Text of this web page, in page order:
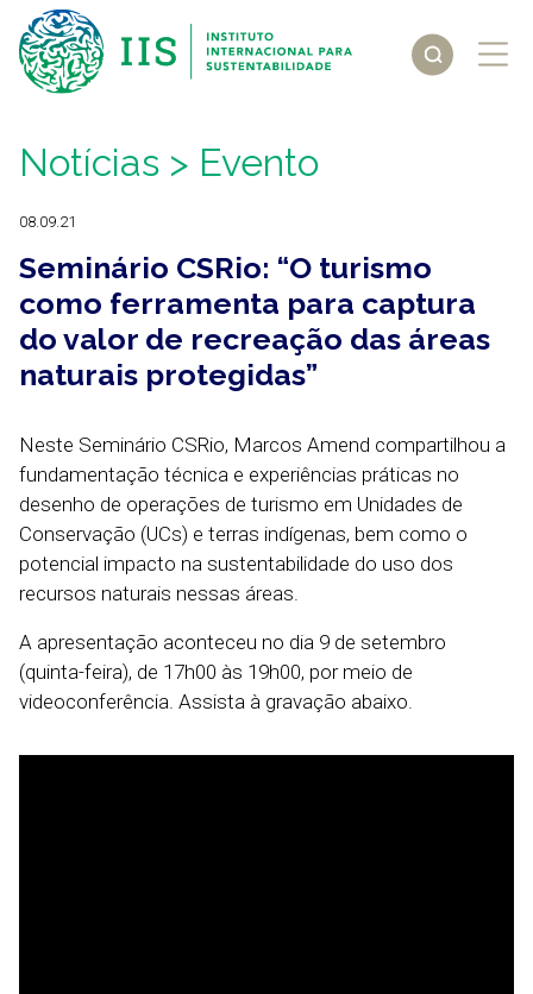
Notícias > Evento
08.09.21
Seminário CSRio: “O turismo
como ferramenta para captura
do valor de recreação das áreas
naturais protegidas”
Neste Seminário CSRio, Marcos Amend compartilhou a
fundamentação técnica e experiências práticas no
desenho de operações de turismo em Unidades de
Conservação (UCs) e terras indígenas, bem como o
potencial impacto na sustentabilidade do uso dos
recursos naturais nessas áreas.
A apresentação aconteceu no dia 9 de setembro
(quinta-feira), de 17h00 às 19h00, por meio de
videoconferência. Assista à gravação abaixo.